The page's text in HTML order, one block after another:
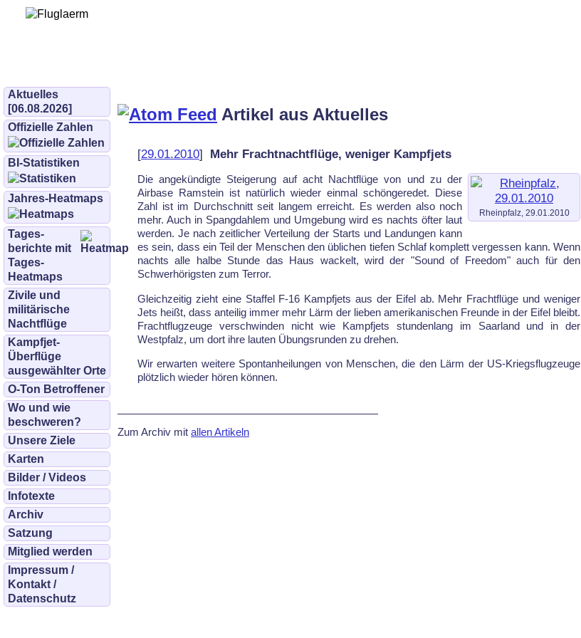
Aktuelles
[06.08.2026]
Offizielle Zahlen
BI-Statistiken
Jahres-Heatmaps
Tages­
berichte mit
Tages-
Heatmaps
Zivile und
militärische
Nachtflüge
Kampfjet-
Überflüge
ausgewählter Orte
O-Ton Betroffener
Wo und wie
beschweren?
Unsere Ziele
Karten
Bilder / Videos
Infotexte
Archiv
Satzung
Mitglied werden
Impressum /
Kontakt /
Datenschutz
Artikel aus Aktuelles
[29.01.2010] Mehr Frachtnachtflüge, weniger Kampfjets
Rheinpfalz, 29.01.2010
Die angekündigte Steigerung auf acht Nachtflüge von und zu der
Airbase Ramstein ist natürlich wieder einmal schöngeredet. Diese
Zahl ist im Durchschnitt seit langem erreicht. Es werden also noch
mehr. Auch in Spangdahlem und Umgebung wird es nachts öfter laut
werden. Je nach zeitlicher Verteilung der Starts und Landungen kann
es sein, dass ein Teil der Menschen den üblichen tiefen Schlaf komplett vergessen kann. Wenn
nachts alle halbe Stunde das Haus wackelt, wird der "Sound of Freedom" auch für den
Schwerhörigsten zum Terror.
Gleichzeitig zieht eine Staffel F-16 Kampfjets aus der Eifel ab. Mehr Frachtflüge und weniger
Jets heißt, dass anteilig immer mehr Lärm der lieben amerikanischen Freunde in der Eifel bleibt.
Frachtflugzeuge verschwinden nicht wie Kampfjets stundenlang im Saarland und in der
Westpfalz, um dort ihre lauten Übungsrunden zu drehen.
Wir erwarten weitere Spontanheilungen von Menschen, die den Lärm der US-Kriegsflugzeuge
plötzlich wieder hören können.
Zum Archiv mit allen Artikeln